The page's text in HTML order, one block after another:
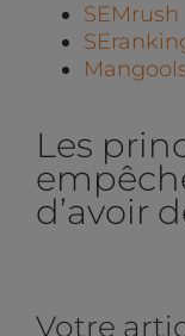
SEMrush
Les
d’avoir
Votre